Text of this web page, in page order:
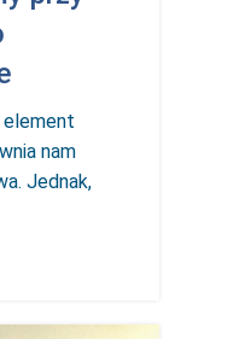
element
nam
Jednak,